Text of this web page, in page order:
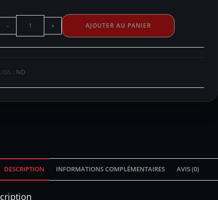
- + AJOUTER AU PANIER
: ND
DESCRIPTION INFORMATIONS COMPLÉMENTAIRES AVIS (0)